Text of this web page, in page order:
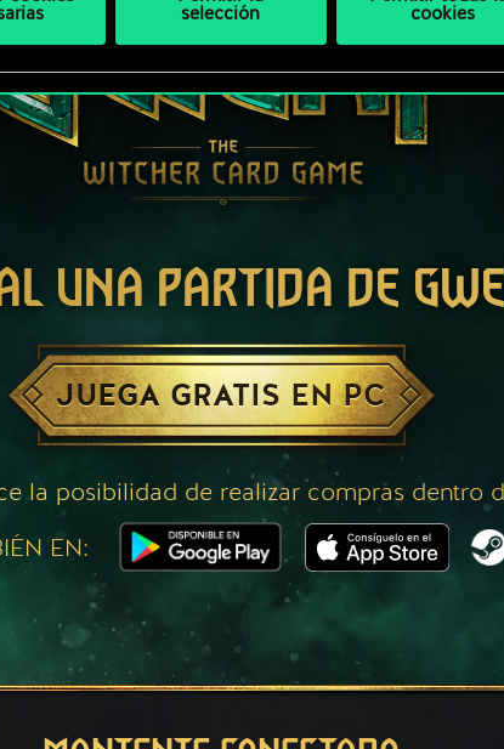
selección
cookies
UNA PARTIDA DE
JUEGA GRATIS EN PC
la posibilidad de realizar compras dentro
EN: